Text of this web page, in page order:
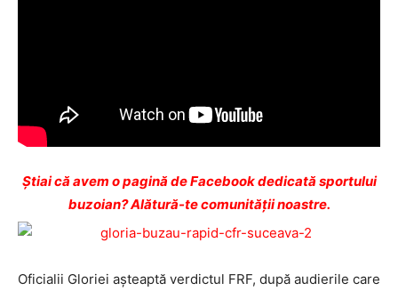
Ştiai că avem o pagină de Facebook dedicată sportului
buzoian? Alătură-te comunității noastre.
Oficialii Gloriei aşteaptă verdictul FRF, după audierile care